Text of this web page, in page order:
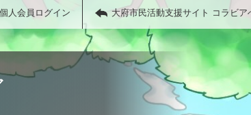
個人会員ログイン 大府市民活動支援サイト コラビア